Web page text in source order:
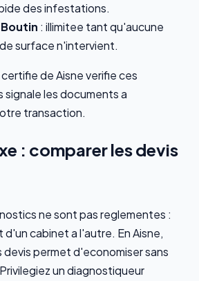
des infestations.
: illimitee tant qu'aucune
surface n'intervient.
de Aisne verifie ces
les documents a
transaction.
: comparer les devis
ne sont pas reglementes :
d'un cabinet a l'autre. En Aisne,
devis permet d'economiser sans
un diagnostiqueur